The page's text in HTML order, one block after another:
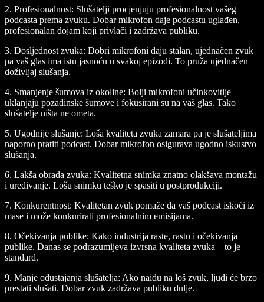
2. Profesionalnost: Slušatelji procjenjuju profesionalnost vašeg
podcasta prema zvuku. Dobar mikrofon daje podcastu uglađen,
profesionalan dojam koji privlači i zadržava publiku.
3. Dosljednost zvuka: Dobri mikrofoni daju stalan, ujednačen zvuk
pa vaš glas ima istu jasnoću u svakoj epizodi. To pruža ujednačen
doživljaj slušanja.
4. Smanjenje šumova iz okoline: Bolji mikrofoni učinkovitije
uklanjaju pozadinske šumove i fokusirani su na vaš glas. Tako
slušatelje ništa ne ometa.
5. Ugodnije slušanje: Loša kvaliteta zvuka zamara pa je slušateljima
naporno pratiti podcast. Dobar mikrofon osigurava ugodno iskustvo
slušanja.
6. Lakša obrada zvuka: Kvalitetna snimka znatno olakšava montažu
i uređivanje. Lošu snimku teško je spasiti u postprodukciji.
7. Konkurentnost: Kvalitetan zvuk pomaže da vaš podcast iskoči iz
mase i može konkurirati profesionalnim emisijama.
8. Očekivanja publike: Kako industrija raste, rastu i očekivanja
publike. Danas se podrazumijeva izvrsna kvaliteta zvuka – to je
standard.
9. Manje odustajanja slušatelja: Ako naiđu na loš zvuk, ljudi će brzo
prestati slušati. Dobar zvuk zadržava publiku dulje.